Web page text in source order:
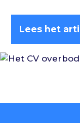
Lees het